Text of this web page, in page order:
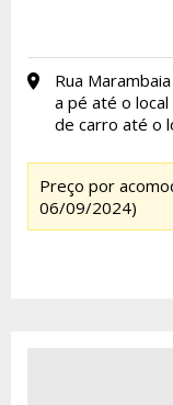
Rua
a pé até o
de carro até o
Preço por
06/09/2024)